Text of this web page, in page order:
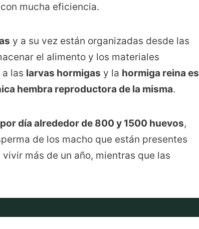
mucha eficiencia.
y a su vez están organizadas desde las
el alimento y los materiales
las larvas hormigas y la hormiga reina es
hembra reproductora de la misma.
día alrededor de 800 y 1500 huevos,
de los macho que están presentes
más de un año, mientras que las